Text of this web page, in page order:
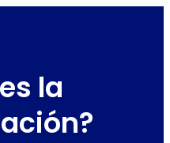
la